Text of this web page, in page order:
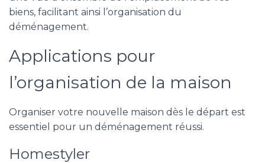
biens, facilitant ainsi l’organisation du
déménagement.
Applications pour
l’organisation de la maison
Organiser votre nouvelle maison dès le départ est
essentiel pour un déménagement réussi.
Homestyler